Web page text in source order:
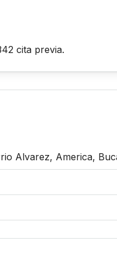
cita previa.
Alvarez, America,